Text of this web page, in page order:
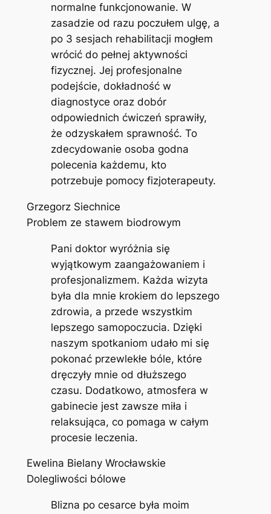
normalne funkcjonowanie. W
zasadzie od razu poczułem ulgę, a
po 3 sesjach rehabilitacji mogłem
wrócić do pełnej aktywności
fizycznej. Jej profesjonalne
podejście, dokładność w
diagnostyce oraz dobór
odpowiednich ćwiczeń sprawiły,
że odzyskałem sprawność. To
zdecydowanie osoba godna
polecenia każdemu, kto
potrzebuje pomocy fizjoterapeuty.
Grzegorz Siechnice
Problem ze stawem biodrowym
Pani doktor wyróżnia się
wyjątkowym zaangażowaniem i
profesjonalizmem. Każda wizyta
była dla mnie krokiem do lepszego
zdrowia, a przede wszystkim
lepszego samopoczucia. Dzięki
naszym spotkaniom udało mi się
pokonać przewlekłe bóle, które
dręczyły mnie od dłuższego
czasu. Dodatkowo, atmosfera w
gabinecie jest zawsze miła i
relaksująca, co pomaga w całym
procesie leczenia.
Ewelina Bielany Wrocławskie
Dolegliwości bólowe
Blizna po cesarce była moim